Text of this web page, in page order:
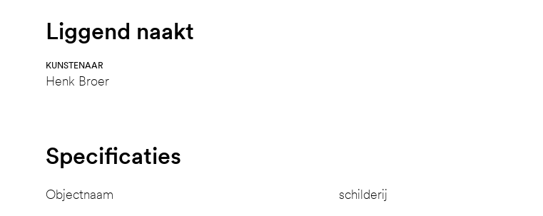
Liggend naakt
KUNSTENAAR
Henk Broer
Specificaties
Objectnaam schilderij